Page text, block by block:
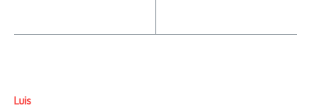
Luis